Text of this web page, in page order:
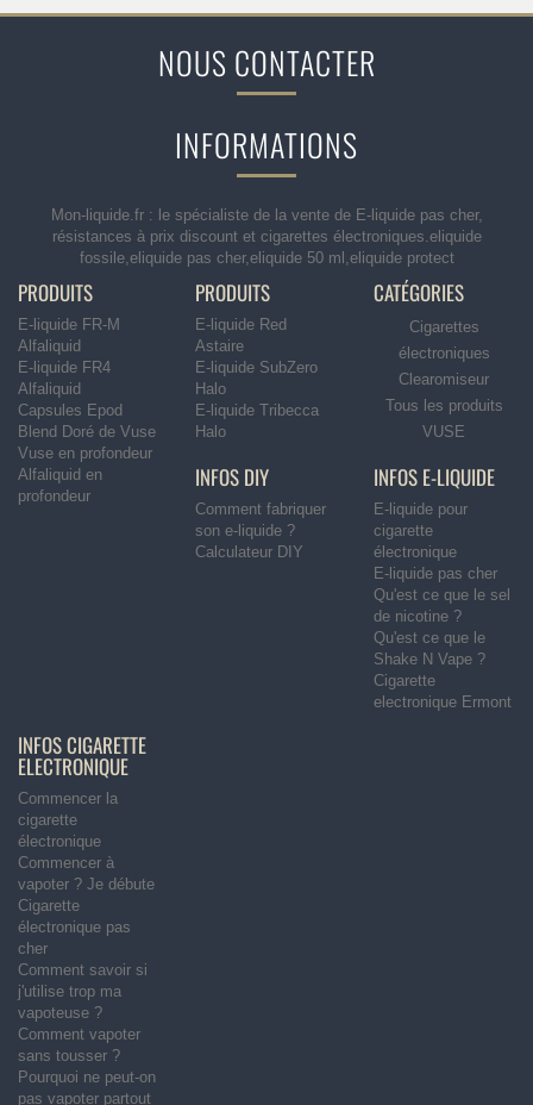
NOUS CONTACTER
INFORMATIONS
Mon-liquide.fr : le spécialiste de la vente de E-liquide pas cher,
résistances à prix discount et cigarettes électroniques.eliquide
fossile,eliquide pas cher,eliquide 50 ml,eliquide protect
PRODUITS
E-liquide FR-M
Alfaliquid
E-liquide FR4
Alfaliquid
Capsules Epod
Blend Doré de Vuse
Vuse en profondeur
Alfaliquid en
profondeur
PRODUITS
E-liquide Red
Astaire
E-liquide SubZero
Halo
E-liquide Tribecca
Halo
CATÉGORIES
Cigarettes
électroniques
Clearomiseur
Tous les produits
VUSE
INFOS DIY
Comment fabriquer
son e-liquide ?
Calculateur DIY
INFOS E-LIQUIDE
E-liquide pour
cigarette
électronique
E-liquide pas cher
Qu'est ce que le sel
de nicotine ?
Qu'est ce que le
Shake N Vape ?
Cigarette
electronique Ermont
INFOS CIGARETTE
ELECTRONIQUE
Commencer la
cigarette
électronique
Commencer à
vapoter ? Je débute
Cigarette
électronique pas
cher
Comment savoir si
j'utilise trop ma
vapoteuse ?
Comment vapoter
sans tousser ?
Pourquoi ne peut-on
pas vapoter partout